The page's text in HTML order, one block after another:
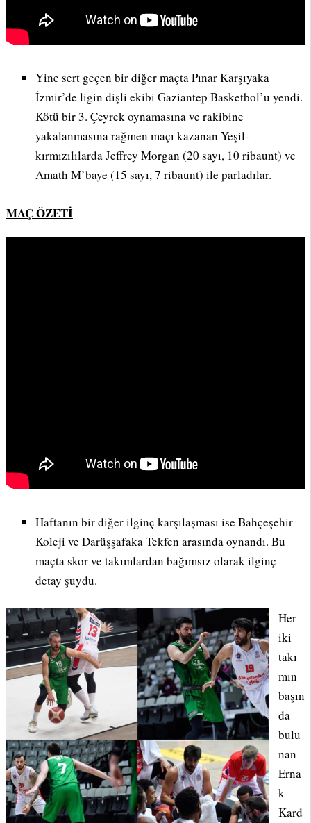
Yine sert geçen bir diğer maçta Pınar Karşıyaka
İzmir’de ligin dişli ekibi Gaziantep Basketbol’u yendi.
Kötü bir 3. Çeyrek oynamasına ve rakibine
yakalanmasına rağmen maçı kazanan Yeşil-
kırmızılılarda Jeffrey Morgan (20 sayı, 10 ribaunt) ve
Amath M’baye (15 sayı, 7 ribaunt) ile parladılar.
MAÇ ÖZETİ
Haftanın bir diğer ilginç karşılaşması ise Bahçeşehir
Koleji ve Darüşşafaka Tekfen arasında oynandı. Bu
maçta skor ve takımlardan bağımsız olarak ilginç
detay şuydu.
Her
iki
takı
mın
başın
da
bulu
nan
Erna
k
Kard